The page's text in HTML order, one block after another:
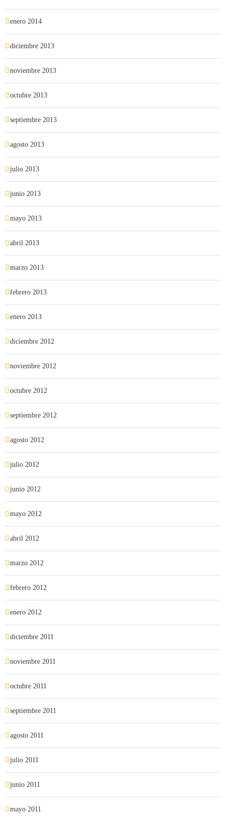
enero 2014
diciembre 2013
noviembre 2013
octubre 2013
septiembre 2013
agosto 2013
julio 2013
junio 2013
mayo 2013
abril 2013
marzo 2013
febrero 2013
enero 2013
diciembre 2012
noviembre 2012
octubre 2012
septiembre 2012
agosto 2012
julio 2012
junio 2012
mayo 2012
abril 2012
marzo 2012
febrero 2012
enero 2012
diciembre 2011
noviembre 2011
octubre 2011
septiembre 2011
agosto 2011
julio 2011
junio 2011
mayo 2011